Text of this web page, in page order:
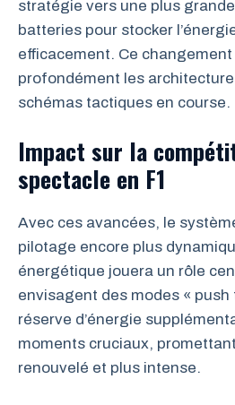
stratégie vers une plus
batteries pour stocker
efficacement. Ce
profondément les
schémas tactiques en course.
Impact sur la
spectacle en F1
Avec ces avancées, le
pilotage encore plus
énergétique jouera un rôle
envisagent des modes «
réserve d’énergie
moments cruciaux,
renouvelé et plus intense.